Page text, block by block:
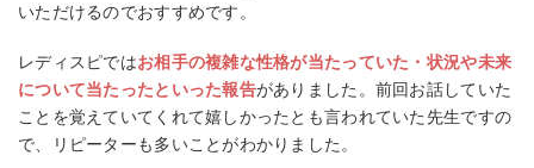
いただけるのでおすすめです。
レディスピではお相手の複雑な性格が当たっていた・状況や未来
について当たったといった報告がありました。前回お話していた
ことを覚えていてくれて嬉しかったとも言われていた先生ですの
で、リピーターも多いことがわかりました。